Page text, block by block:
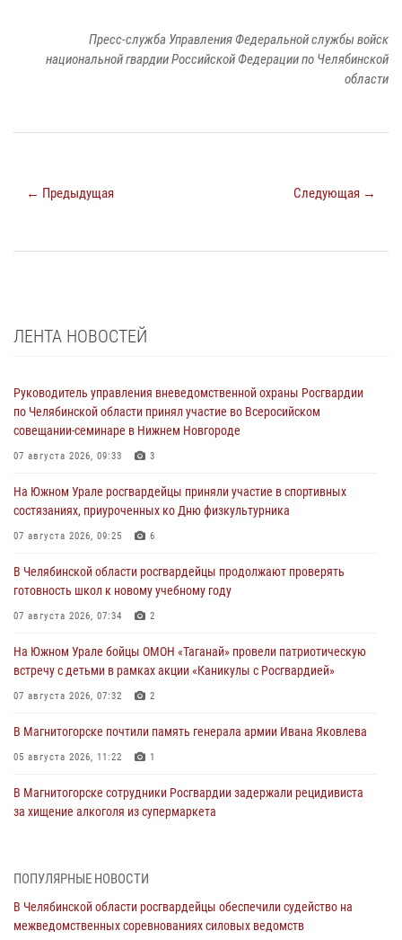
Пресс-служба Управления Федеральной службы войск
национальной гвардии Российской Федерации по Челябинской
области
← Предыдущая Следующая →
ЛЕНТА НОВОСТЕЙ
Руководитель управления вневедомственной охраны Росгвардии
по Челябинской области принял участие во Всеросийском
совещании-семинаре в Нижнем Новгороде
07 августа 2026, 09:33 3
На Южном Урале росгвардейцы приняли участие в спортивных
состязаниях, приуроченных ко Дню физкультурника
07 августа 2026, 09:25 6
В Челябинской области росгвардейцы продолжают проверять
готовность школ к новому учебному году
07 августа 2026, 07:34 2
На Южном Урале бойцы ОМОН «Таганай» провели патриотическую
встречу с детьми в рамках акции «Каникулы с Росгвардией»
07 августа 2026, 07:32 2
В Магнитогорске почтили память генерала армии Ивана Яковлева
05 августа 2026, 11:22 1
В Магнитогорске сотрудники Росгвардии задержали рецидивиста
за хищение алкоголя из супермаркета
На Южном Урале спецназ Росгвардии провел военно-полевые
ПОПУЛЯРНЫЕ НОВОСТИ
В Челябинской области росгвардейцы обеспечили судейство на
межведомственных соревнованиях силовых ведомств